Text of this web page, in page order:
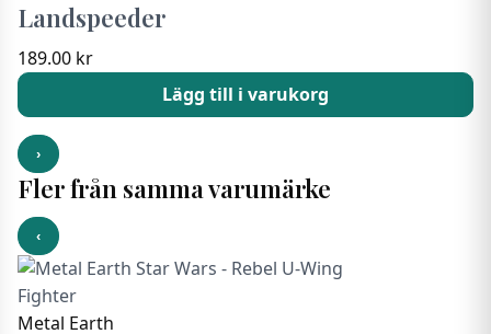
Landspeeder
189.00 kr
Lägg till i varukorg
›
Fler från samma varumärke
‹
Metal Earth